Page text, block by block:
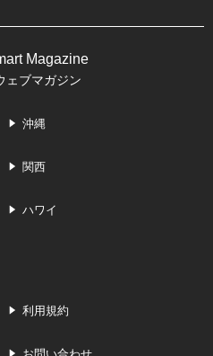
Magazine
ェブマガジン
沖縄
関西
ハワイ
利用規約